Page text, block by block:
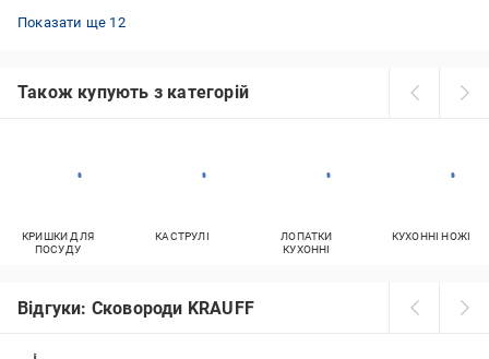
Сковороди Tefal для млинців/оладків
Алюмінієві сковорідки з антипригарним покриттям
Сковорідки вок 24 см
Чавунна сковорідка для індукційної плити
Сковорода-гриль Tefal
Сковорідки вок 28 см
Антипригарна сковорода з кришкою
Сковорідки Tefal 24
Сковорідки Tefal вок 28 см
Сковороди Ballarini Італія
Сковорідки кераміка BergHOFF
Сковорідки з керамічним покриттям вок
Показати ще 12
Також купують з категорій
КРИШКИ ДЛЯ
ПОСУДУ
КАСТРУЛІ
ЛОПАТКИ
КУХОННІ
КУХОННІ НОЖІ
Відгуки: Сковороди KRAUFF